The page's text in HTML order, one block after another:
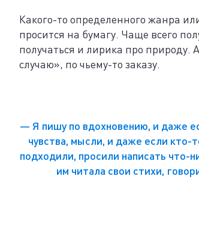
Какого-то определенного жанра
просится на бумагу. Чаще всего
получаться и лирика про природу.
случаю», по чьему-то заказу.
— Я пишу по вдохновению, и даже
чувства, мысли, и даже если кто-
подходили, просили написать что-
им читала свои стихи,